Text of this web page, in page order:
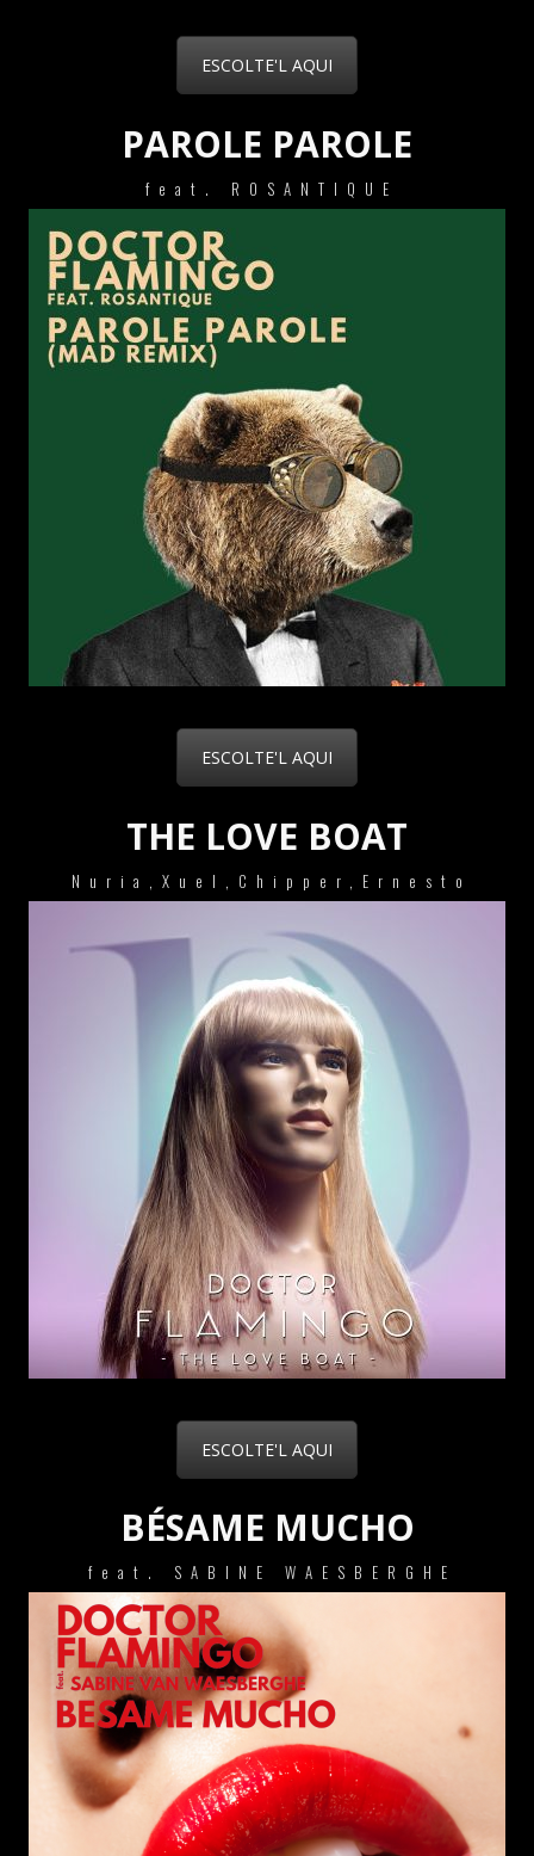
ESCOLTE'L AQUI
PAROLE PAROLE
feat. ROSANTIQUE
ESCOLTE'L AQUI
THE LOVE BOAT
Nuria,Xuel,Chipper,Ernesto
ESCOLTE'L AQUI
BÉSAME MUCHO
feat. SABINE WAESBERGHE